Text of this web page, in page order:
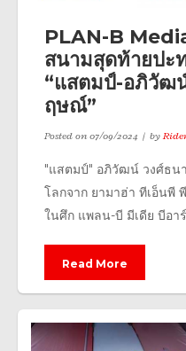
PLAN-B
สนามสุดท้ายปะ
“แสตมป์-อภิวัฒ
ฤษณ์”
Posted on07/09/2024 by
"แสตมป์" อภิวัฒน์ วงศ์ธน
โลกจาก ยามาฮ่า ทีเอ็นพี
ในศึก แพลน-บี มีเดีย บีอา
Read More